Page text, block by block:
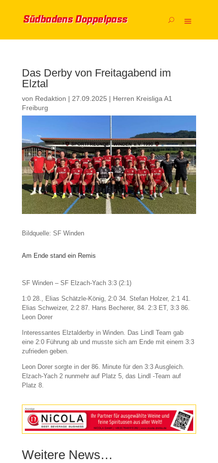
Das Derby von Freitagabend im
Elztal
von Redaktion | 27.09.2025 | Herren Kreisliga A1
Freiburg
Bildquelle: SF Winden
Am Ende stand ein Remis
SF Winden – SF Elzach-Yach 3:3 (2:1)
1:0 28., Elias Schätzle-König, 2:0 34. Stefan Holzer, 2:1 41.
Elias Schweizer, 2:2 87. Hans Becherer, 84. 2:3 ET, 3:3 86.
Leon Dorer
Interessantes Elztalderby in Winden. Das Lindl Team gab
eine 2:0 Führung ab und musste sich am Ende mit einem 3:3
zufrieden geben.
Leon Dorer sorgte in der 86. Minute für den 3:3 Ausgleich.
Elzach-Yach 2 nunmehr auf Platz 5, das Lindl -Team auf
Platz 8.
Anzeige
Weitere News…